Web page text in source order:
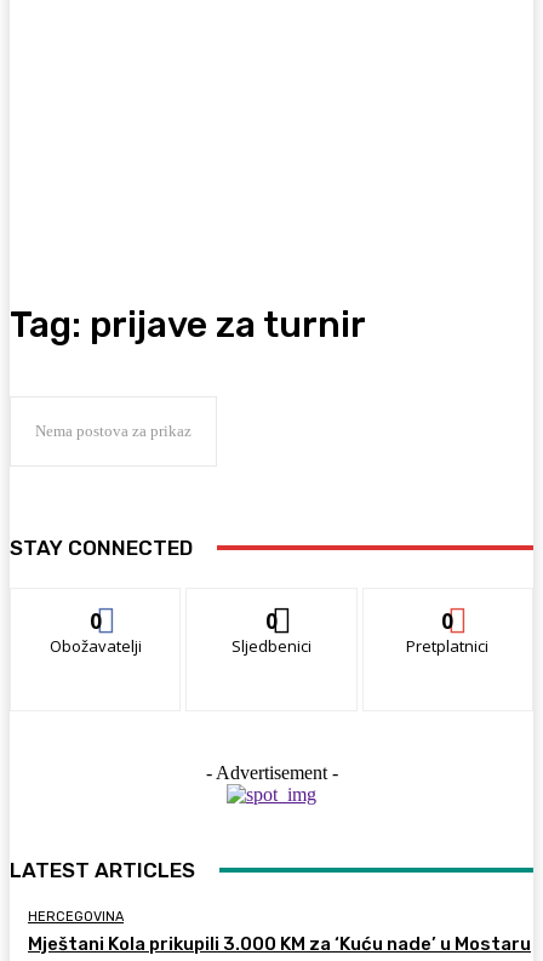
Tag: prijave za turnir
Nema postova za prikaz
STAY CONNECTED
0
Obožavatelji
0
Sljedbenici
0
Pretplatnici
- Advertisement -
LATEST ARTICLES
HERCEGOVINA
Mještani Kola prikupili 3.000 KM za ‘Kuću nade’ u Mostaru